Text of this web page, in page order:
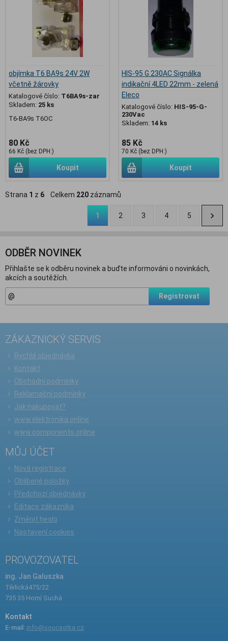
objímka T6 BA9s 24V 2W
včetně žárovky
Katalogové číslo: T6BA9s-zar
Skladem: 25 ks
T6-BA9s T6OC
80 Kč
66 Kč (bez DPH:)
Koupit
HIS-95 G 230AC Signálka
indikační 4LED 22mm - zelená
Eleco
Katalogové číslo: HIS-95-G-
230Vac
Skladem: 14 ks
85 Kč
70 Kč (bez DPH:)
Koupit
Strana 1 z 6 Celkem 220 záznamů
1 2 3 4 5
ODBĚR NOVINEK
Přihlašte se k odběru novinek a buďte informováni o novinkách,
akcích a soutěžích.
Registrovat
ZÁKAZNICKÝ SERVIS
Rychlá objednávka
Kontakt
Obchodní podmínky
Reklamační podmínky
Jak nakupovat?
www.elektronika.online
www.components.online
MŮJ ÚČET
Nová registrace
Oblíbené položky
Předchozí objednávky
Editace zákazníka
Změnit heslo
Nastavení cookies
PROVOZOVATEL
ing. Jan Galuszka
Těrlická475/22
735 35 Horní Suchá
Kontakt
E-mail: info@soucastka.cz